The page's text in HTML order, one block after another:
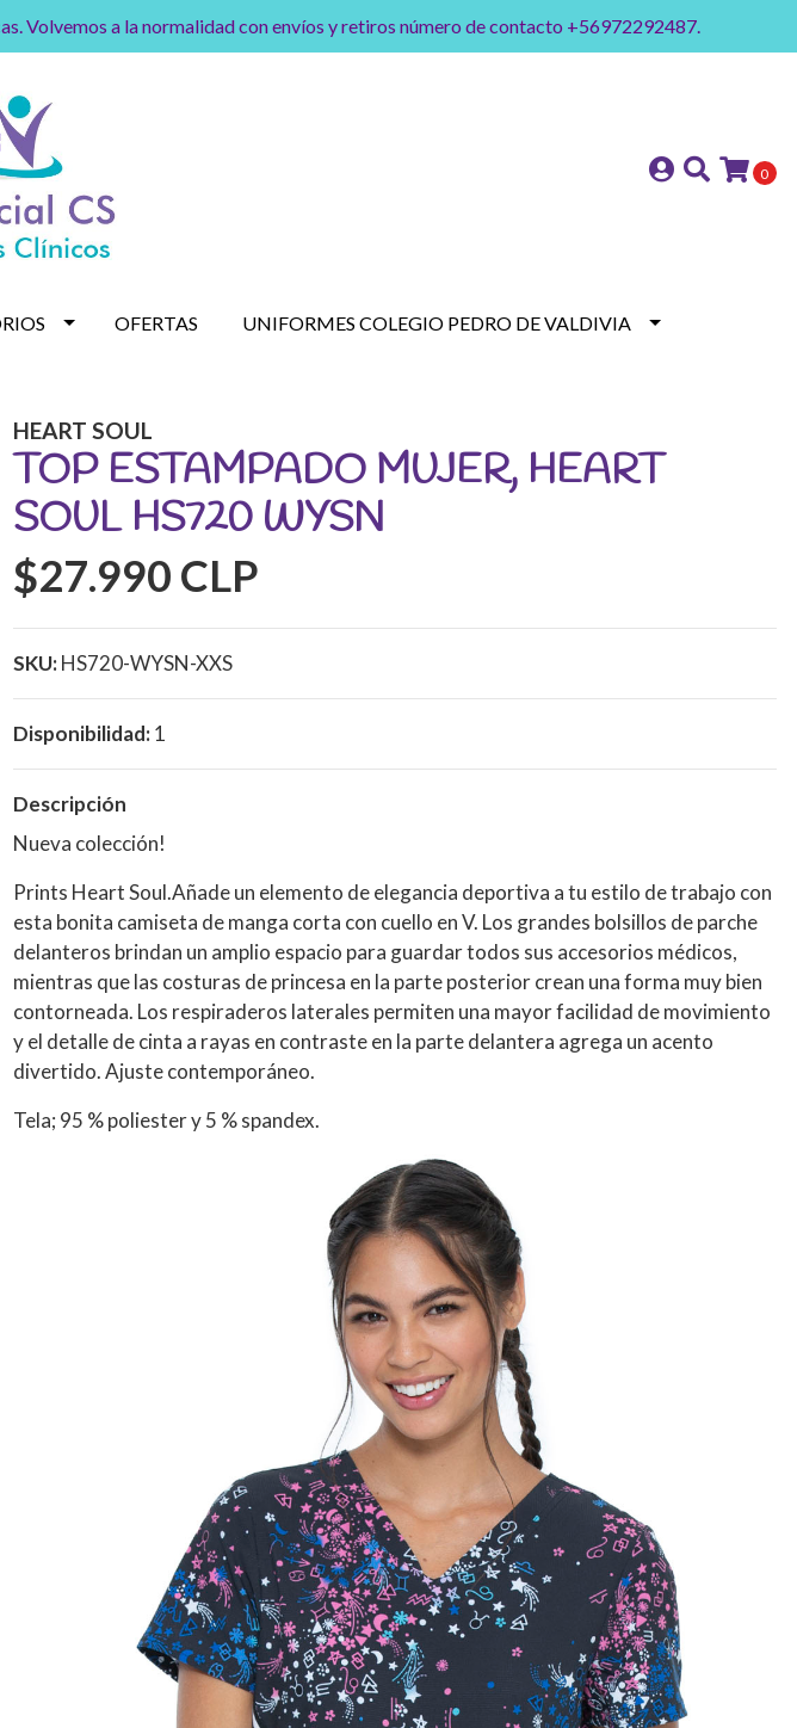
Volvemos a la normalidad con envíos y retiros número de contacto +56972292487.
0
OFERTAS UNIFORMES COLEGIO PEDRO DE VALDIVIA
HEART SOUL
TOP ESTAMPADO MUJER, HEART
SOUL HS720 WYSN
$27.990 CLP
SKU:HS720-WYSN-XXS
Disponibilidad:1
Descripción
Nueva colección!
Prints Heart Soul.Añade un elemento de elegancia deportiva a tu estilo de trabajo con
esta bonita camiseta de manga corta con cuello en V. Los grandes bolsillos de parche
delanteros brindan un amplio espacio para guardar todos sus accesorios médicos,
mientras que las costuras de princesa en la parte posterior crean una forma muy bien
contorneada. Los respiraderos laterales permiten una mayor facilidad de movimiento
y el detalle de cinta a rayas en contraste en la parte delantera agrega un acento
divertido. Ajuste contemporáneo.
Tela; 95 % poliester y 5 % spandex.